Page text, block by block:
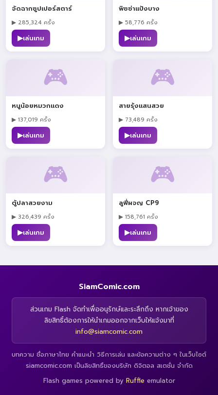
จัดฉากซูปเปอร์สตาร์
▶ 285,324 ครั้ง
▶เล่นเกม
พิซซ่าแป้งบาง
▶ 58,776 ครั้ง
▶เล่นเกม
🎮
หนูน้อยหมวกแดง
▶ 137,019 ครั้ง
▶เล่นเกม
🎮
สายรุ้งแสนสวย
▶ 73,489 ครั้ง
▶เล่นเกม
🎮
ตู้ปลาสวยงาม
▶ 326,439 ครั้ง
▶เล่นเกม
🎮
ลูฟี่ผจญ CP9
▶ 158,761 ครั้ง
▶เล่นเกม
SiamComic.com
ส่วนเกม Flash จัดทำเพื่ออนุรักษ์และระลึกถึง หากเจ้าของ
ลิขสิทธิ์ต้องการให้นำเกมออกจากเว็บให้แจ้งมาที่
info@siamcomic.com
บทความ ชื่อภาษาไทย คำแนะนำ วิธีการเล่น และข้อความต่าง ๆ ในเว็บไซต์
siamcomic.com เป็นลิขสิทธิ์ของบริษัท ดิจิตอล สเตชั่น จำกัด
Flash games powered by Ruffle emulator